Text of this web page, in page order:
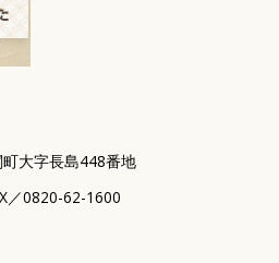
大字長島448番地
／0820-62-1600